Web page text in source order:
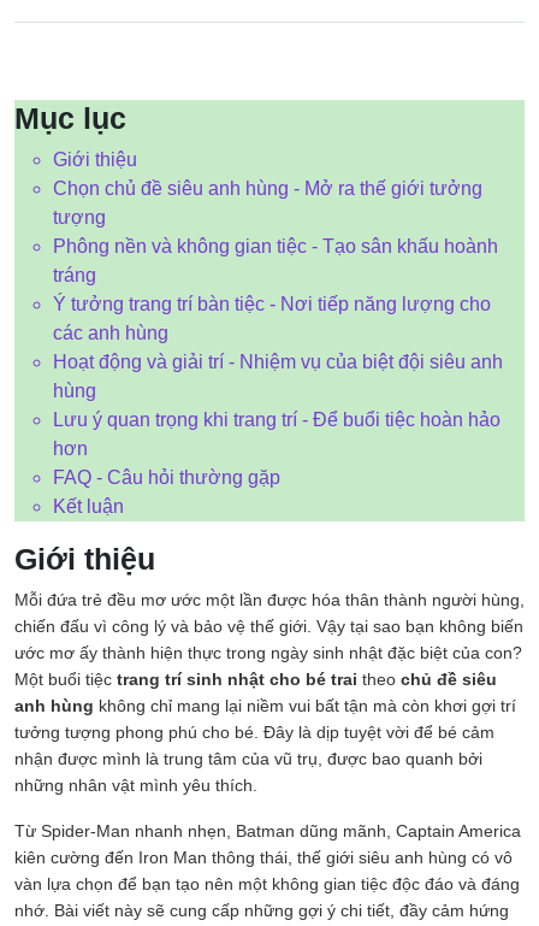
Mục lục
Giới thiệu
Chọn chủ đề siêu anh hùng - Mở ra thế giới tưởng
tượng
Phông nền và không gian tiệc - Tạo sân khấu hoành
tráng
Ý tưởng trang trí bàn tiệc - Nơi tiếp năng lượng cho
các anh hùng
Hoạt động và giải trí - Nhiệm vụ của biệt đội siêu anh
hùng
Lưu ý quan trọng khi trang trí - Để buổi tiệc hoàn hảo
hơn
FAQ - Câu hỏi thường gặp
Kết luận
Giới thiệu
Mỗi đứa trẻ đều mơ ước một lần được hóa thân thành người hùng,
chiến đấu vì công lý và bảo vệ thế giới. Vậy tại sao bạn không biến
ước mơ ấy thành hiện thực trong ngày sinh nhật đặc biệt của con?
Một buổi tiệc trang trí sinh nhật cho bé trai theo chủ đề siêu
anh hùng không chỉ mang lại niềm vui bất tận mà còn khơi gợi trí
tưởng tượng phong phú cho bé. Đây là dịp tuyệt vời để bé cảm
nhận được mình là trung tâm của vũ trụ, được bao quanh bởi
những nhân vật mình yêu thích.
Từ Spider-Man nhanh nhẹn, Batman dũng mãnh, Captain America
kiên cường đến Iron Man thông thái, thế giới siêu anh hùng có vô
vàn lựa chọn để bạn tạo nên một không gian tiệc độc đáo và đáng
nhớ. Bài viết này sẽ cung cấp những gợi ý chi tiết, đầy cảm hứng